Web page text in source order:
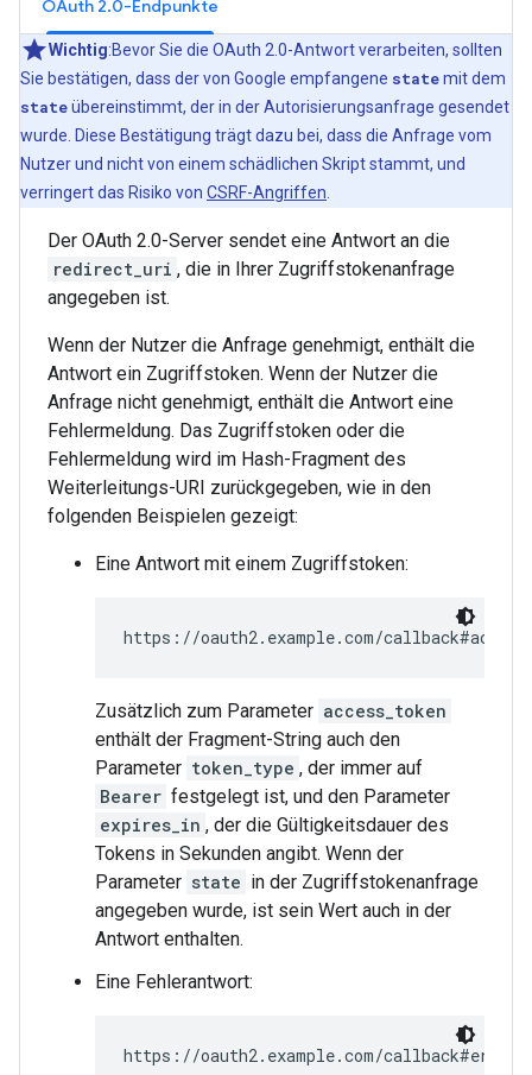
OAuth 2.0-Endpunkte
Wichtig:Bevor Sie die OAuth 2.0-Antwort verarbeiten, sollten
Sie bestätigen, dass der von Google empfangene statemit dem
stateübereinstimmt, der in der Autorisierungsanfrage gesendet
wurde. Diese Bestätigung trägt dazu bei, dass die Anfrage vom
Nutzer und nicht von einem schädlichen Skript stammt, und
verringert das Risiko von CSRF-Angriffen
Der OAuth 2.0-Server sendet eine Antwort an die
redirect_uri , die in Ihrer Zugriffstokenanfrage
angegeben ist.
Wenn der Nutzer die Anfrage genehmigt, enthält die
Antwort ein Zugriffstoken. Wenn der Nutzer die
Anfrage nicht genehmigt, enthält die Antwort eine
Fehlermeldung. Das Zugriffstoken oder die
Fehlermeldung wird im Hash-Fragment des
Weiterleitungs-URI zurückgegeben, wie in den
folgenden Beispielen gezeigt:
Eine Antwort mit einem Zugriffstoken:
https://oauth2.example.com/
Zusätzlich zum Parameter access_token
enthält der Fragment-String auch den
Parameter token_type , der immer auf
Bearer festgelegt ist, und den Parameter
expires_in , der die Gültigkeitsdauer des
Tokens in Sekunden angibt. Wenn der
Parameter state in der Zugriffstokenanfrage
angegeben wurde, ist sein Wert auch in der
Antwort enthalten.
Eine Fehlerantwort:
https://oauth2.example.com/